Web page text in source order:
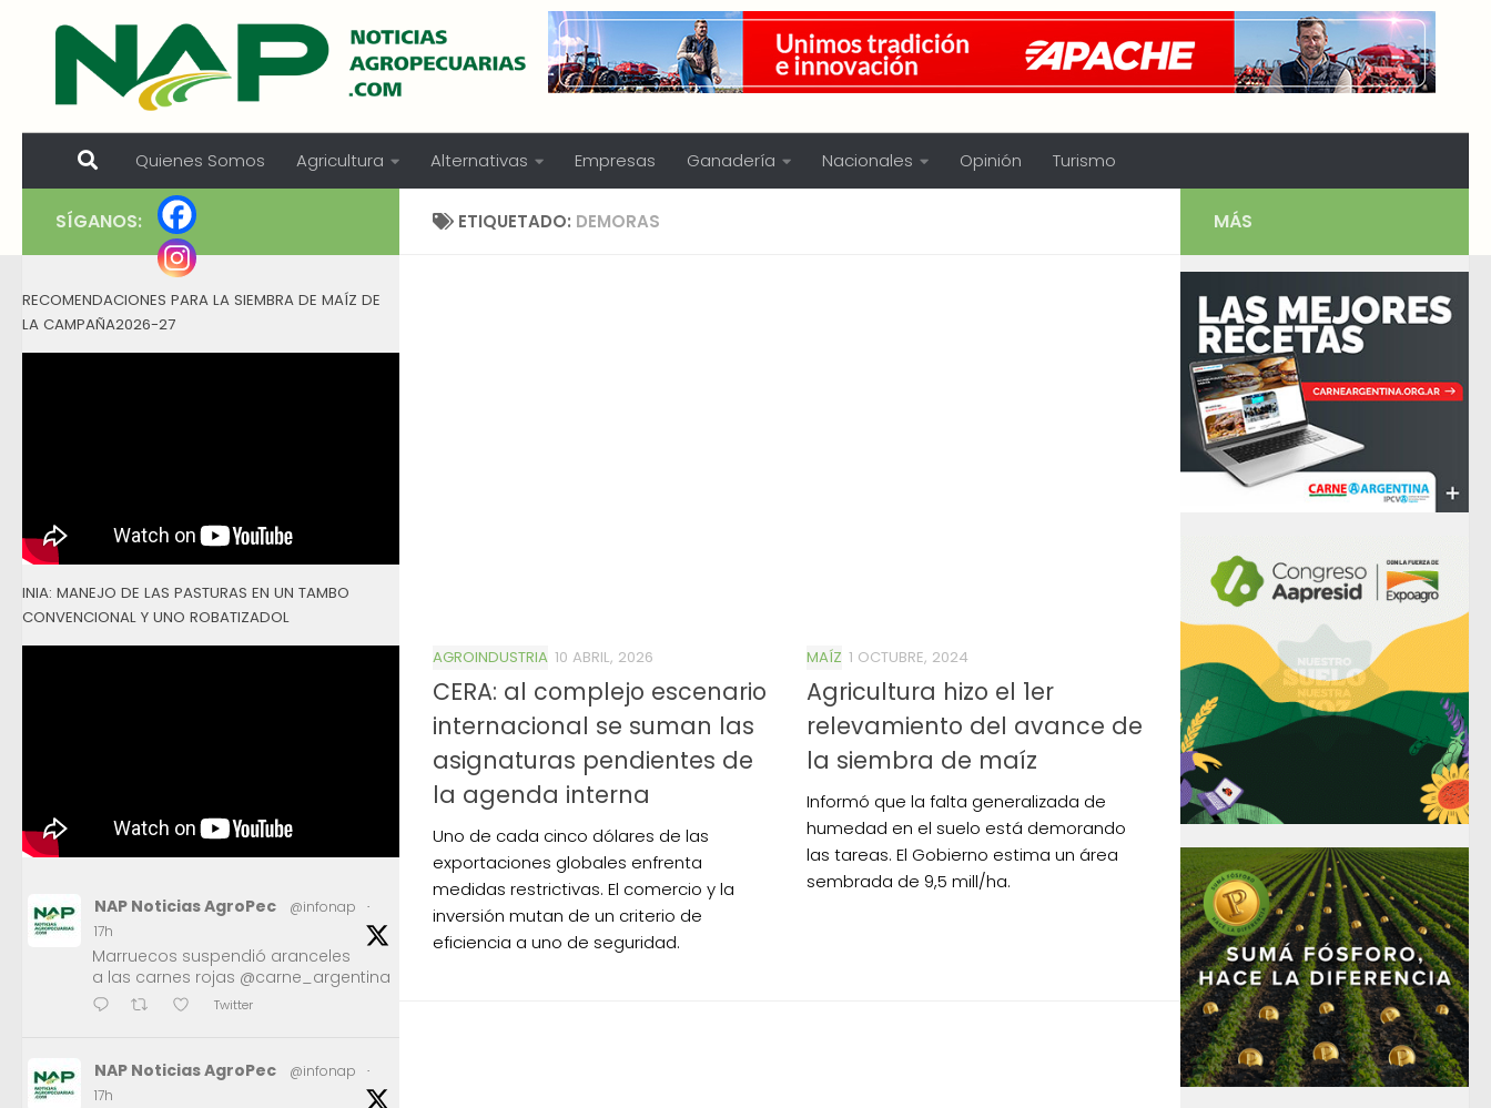
Skip to content
Quienes Somos Agricultura Alternativas Empresas Ganadería Nacionales Opinión Turismo
ETIQUETADO: DEMORAS
AGROINDUSTRIA 10 ABRIL, 2026
CERA: al complejo escenario
internacional se suman las
asignaturas pendientes de
la agenda interna
Uno de cada cinco dólares de las
exportaciones globales enfrenta
medidas restrictivas. El comercio y la
inversión mutan de un criterio de
eficiencia a uno de seguridad.
MAÍZ 1 OCTUBRE, 2024
Agricultura hizo el 1er
relevamiento del avance de
la siembra de maíz
Informó que la falta generalizada de
humedad en el suelo está demorando
las tareas. El Gobierno estima un área
sembrada de 9,5 mill/ha.
SÍGANOS:
RECOMENDACIONES PARA LA SIEMBRA DE MAÍZ DE
LA CAMPAÑA2026-27
INIA: MANEJO DE LAS PASTURAS EN UN TAMBO
CONVENCIONAL Y UNO ROBATIZADOL
NAP Noticias AgroPec @infonap
·
17h
Marruecos suspendió aranceles
a las carnes rojas @carne_argentina
Twitter
NAP Noticias AgroPec @infonap
·
17h
MÁS